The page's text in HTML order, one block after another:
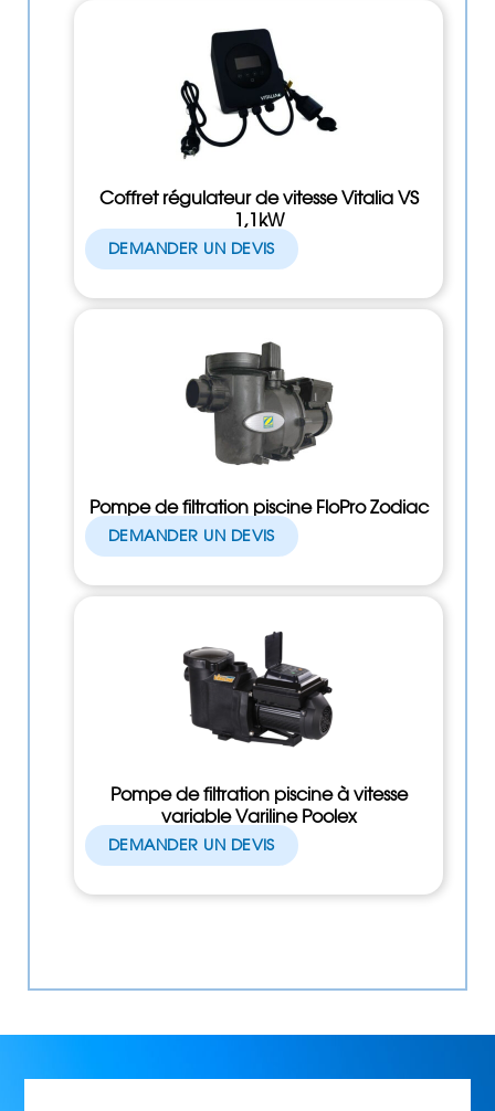
Coffret régulateur de vitesse Vitalia VS
1,1kW
DEMANDER UN DEVIS
Pompe de filtration piscine FloPro Zodiac
DEMANDER UN DEVIS
Pompe de filtration piscine à vitesse
variable Variline Poolex
DEMANDER UN DEVIS